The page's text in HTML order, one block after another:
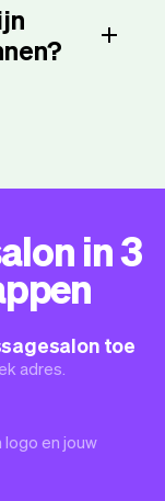
in 3
toe
adres.
logo en jouw